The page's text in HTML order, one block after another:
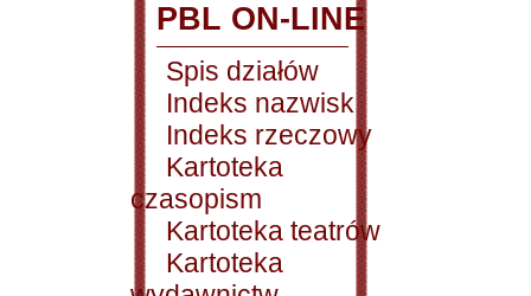
PBL ON-LINE
Spis działów
Indeks nazwisk
Indeks rzeczowy
Kartoteka
czasopism
Kartoteka teatrów
Kartoteka